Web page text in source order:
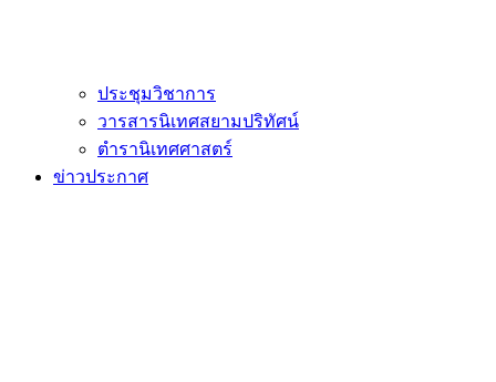
ประชุมวิชาการ
วารสารนิเทศสยามปริทัศน์
ตำรานิเทศศาสตร์
ข่าวประกาศ